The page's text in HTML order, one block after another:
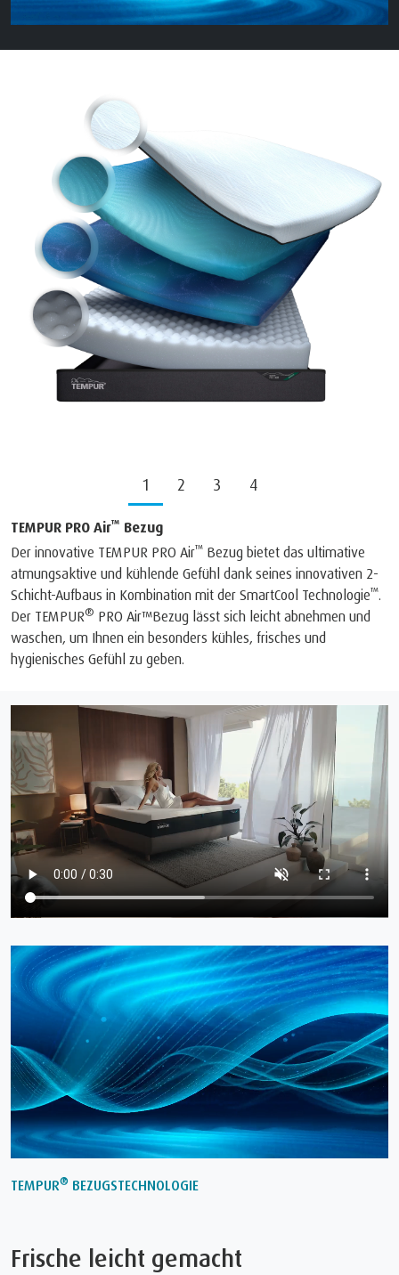
1 2 3 4
TEMPUR PRO Air™ Bezug
Der innovative TEMPUR PRO Air™ Bezug bietet das ultimative
atmungsaktive und kühlende Gefühl dank seines innovativen 2-
Schicht-Aufbaus in Kombination mit der SmartCool Technologie™.
Der TEMPUR® PRO Air™Bezug lässt sich leicht abnehmen und
waschen, um Ihnen ein besonders kühles, frisches und
hygienisches Gefühl zu geben.
TEMPUR® BEZUGSTECHNOLOGIE
Frische leicht gemacht